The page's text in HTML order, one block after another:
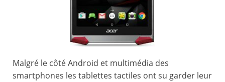
Malgré le côté Android et multimédia des
smartphones les tablettes tactiles ont su garder leur